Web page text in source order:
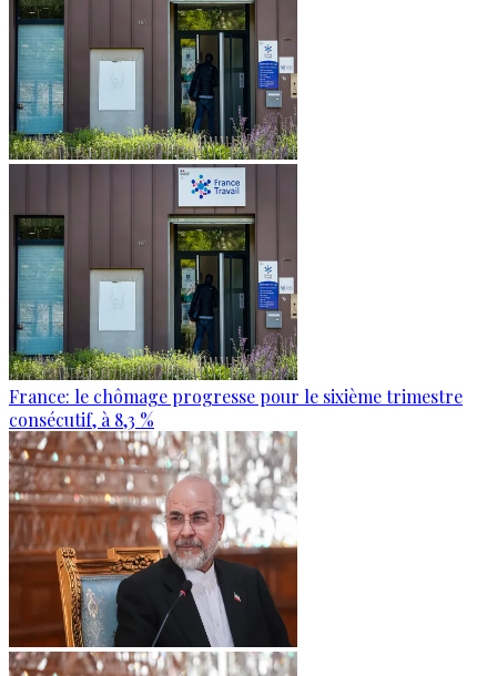
France: le chômage progresse pour le sixième trimestre
consécutif, à 8,3 %